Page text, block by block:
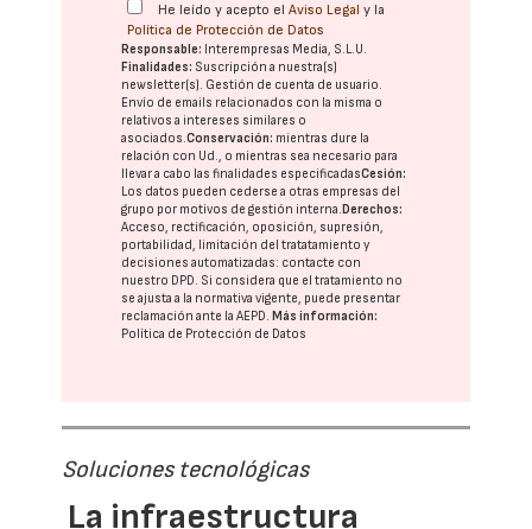
He leído y acepto elAviso Legal y la
Política de Protección de Datos
Responsable: Interempresas Media, S.L.U.
Finalidades: Suscripción a nuestra(s)
newsletter(s). Gestión de cuenta de usuario.
Envío de emails relacionados con la misma o
relativos a intereses similares o
asociados.Conservación: mientras dure la
relación con Ud., o mientras sea necesario para
llevar a cabo las finalidades especificadasCesión:
Los datos pueden cederse a otras empresas del
grupo por motivos de gestión interna. Derechos:
Acceso, rectificación, oposición, supresión,
portabilidad, limitación del tratatamiento y
decisiones automatizadas: contacte con
nuestro DPD. Si considera que el tratamiento no
se ajusta a la normativa vigente, puede presentar
reclamación ante laAEPD. Más información:
Política de Protección de Datos
Soluciones tecnológicas
La infraestructura